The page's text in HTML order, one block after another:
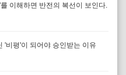
이해하면 반전의 복선이 보인다.
'비평'이 되어야 승인받는 이유